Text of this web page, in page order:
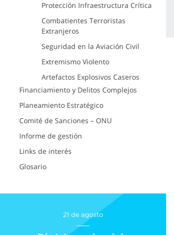
Protección Infraestructura Crítica
Combatientes Terroristas
Extranjeros
Seguridad en la Aviación Civil
Extremismo Violento
Artefactos Explosivos Caseros
Financiamiento y Delitos Complejos
Planeamiento Estratégico
Comité de Sanciones – ONU
Informe de gestión
Links de interés
Glosario